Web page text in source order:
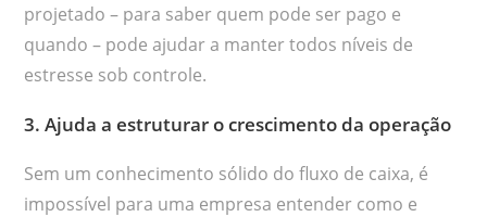
projetado – para saber quem pode ser pago e
quando – pode ajudar a manter todos níveis de
estresse sob controle.
3. Ajuda a estruturar o crescimento da operação
Sem um conhecimento sólido do fluxo de caixa, é
impossível para uma empresa entender como e